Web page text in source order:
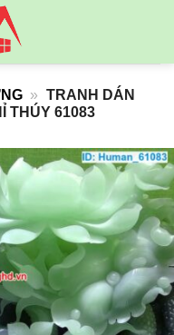
» TRANH DÁN
THÚY 61083